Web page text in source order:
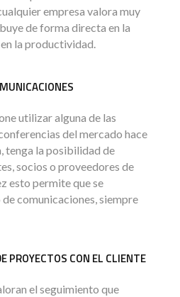
empresa valora muy
de forma directa en la
la productividad.
utilizar alguna de las
del mercado hace
tenga la posibilidad de
socios o proveedores de
esto permite que se
comunicaciones, siempre
PROYECTOS CON EL CLIENTE
el seguimiento que